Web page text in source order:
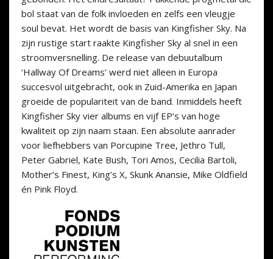
bol staat van de folk invloeden en zelfs een vleugje
soul bevat. Het wordt de basis van Kingfisher Sky. Na
zijn rustige start raakte Kingfisher Sky al snel in een
stroomversnelling. De release van debuutalbum
‘Hallway Of Dreams’ werd niet alleen in Europa
succesvol uitgebracht, ook in Zuid-Amerika en Japan
groeide de populariteit van de band. Inmiddels heeft
Kingfisher Sky vier albums en vijf EP’s van hoge
kwaliteit op zijn naam staan. Een absolute aanrader
voor liefhebbers van Porcupine Tree, Jethro Tull,
Peter Gabriel, Kate Bush, Tori Amos, Cecilia Bartoli,
Mother’s Finest, King’s X, Skunk Anansie, Mike Oldfield
én Pink Floyd.